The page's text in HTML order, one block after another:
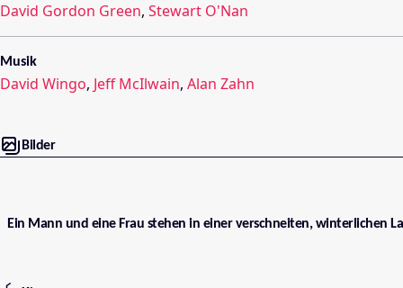
David Gordon Green, Stewart O'Nan
Musik
David Wingo, Jeff McIlwain, Alan Zahn
Bilder
Ein Mann und eine Frau stehen in einer verschneiten, winterlichen